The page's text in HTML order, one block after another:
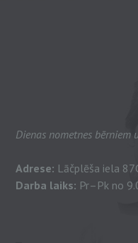
Dienas nometnes bērniem
Adrese: Lāčplēša iela
Darba laiks: Pr–Pk no